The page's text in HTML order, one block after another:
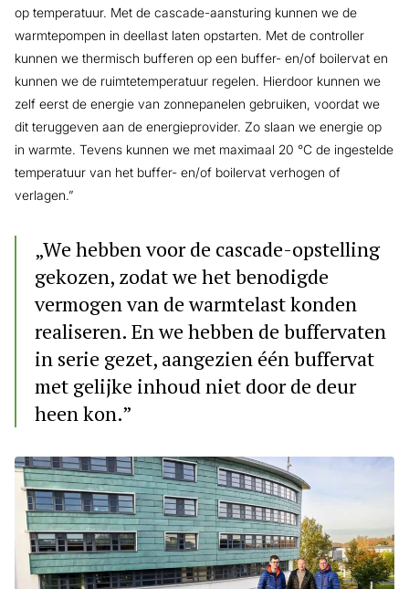
op temperatuur. Met de cascade-aansturing kunnen we de
warmtepompen in deellast laten opstarten. Met de controller
kunnen we thermisch bufferen op een buffer- en/of boilervat en
kunnen we de ruimtetemperatuur regelen. Hierdoor kunnen we
zelf eerst de energie van zonnepanelen gebruiken, voordat we
dit teruggeven aan de energieprovider. Zo slaan we energie op
in warmte. Tevens kunnen we met maximaal 20 °C de ingestelde
temperatuur van het buffer- en/of boilervat verhogen of
verlagen.”
„We hebben voor de cascade-opstelling
gekozen, zodat we het benodigde
vermogen van de warmtelast konden
realiseren. En we hebben de buffervaten
in serie gezet, aangezien één buffervat
met gelijke inhoud niet door de deur
heen kon.”